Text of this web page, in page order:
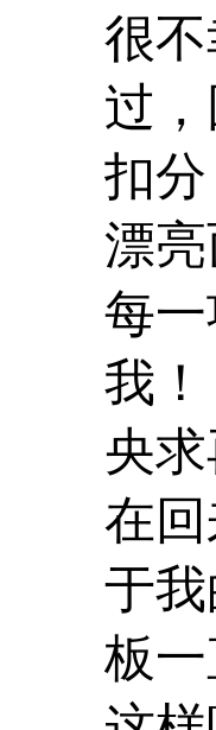
很
过
扣
漂
每
我
央
在
于
板